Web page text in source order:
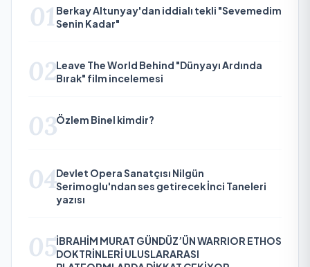
01 Berkay Altunyay'dan iddialı tekli "Sevemedim
Senin Kadar"
02Leave The World Behind "Dünyayı Ardında
Bırak" film incelemesi
03Özlem Binel kimdir?
04Devlet Opera Sanatçısı Nilgün
Serimoglu'ndan ses getirecek İnci Taneleri
yazısı
05İBRAHİM MURAT GÜNDÜZ’ÜN WARRIOR ETHOS
DOKTRİNLERİ ULUSLARARASI